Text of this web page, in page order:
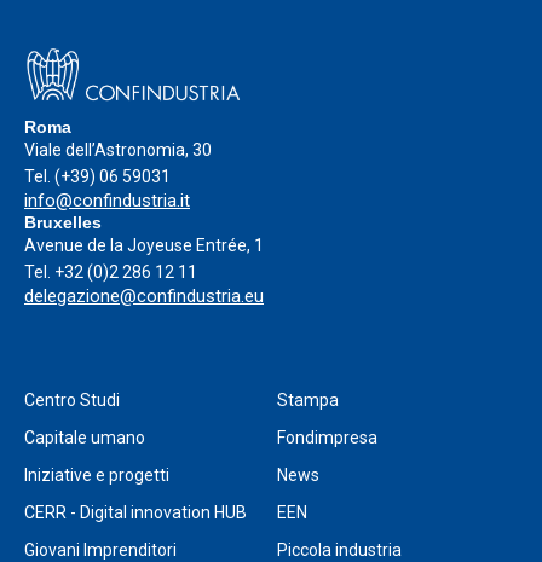
Roma
Viale dell’Astronomia, 30
Tel. (+39) 06 59031
info@confindustria.it
Bruxelles
Avenue de la Joyeuse Entrée, 1
Tel. +32 (0)2 286 12 11
delegazione@confindustria.eu
Centro Studi
Stampa
Capitale umano
Fondimpresa
Iniziative e progetti
News
CERR - Digital innovation HUB
EEN
Giovani Imprenditori
Piccola industria